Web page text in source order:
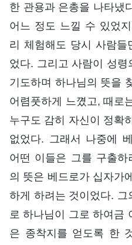
한 관용과 은총을 나타냈
어느 정도 느낄 수 있었
리 체험해도 당시 사람
었다. 그리고 사람이 성
기도하며 하나님의 뜻을
어렴풋하게 느꼈고, 때로
누구도 감히 자신이 정확
없었다. 그래서 나중에
어떤 이들은 그를 구출
의 뜻은 베드로가 십자가
하게 하려는 것이었다. 그
로 하나님이 그로 하여금
은 종착지를 얻도록 한